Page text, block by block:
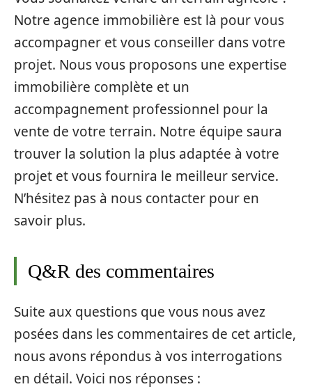
Notre agence immobilière est là pour vous
accompagner et vous conseiller dans votre
projet. Nous vous proposons une expertise
immobilière complète et un
accompagnement professionnel pour la
vente de votre terrain. Notre équipe saura
trouver la solution la plus adaptée à votre
projet et vous fournira le meilleur service.
N’hésitez pas à nous contacter pour en
savoir plus.
Q&R des commentaires
Suite aux questions que vous nous avez
posées dans les commentaires de cet article,
nous avons répondus à vos interrogations
en détail. Voici nos réponses :